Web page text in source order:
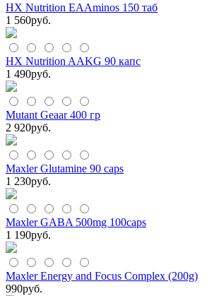
HX Nutrition EAAminos 150 таб
1 560руб.
HX Nutrition AAKG 90 капс
1 490руб.
Mutant Geaar 400 гр
2 920руб.
Maxler Glutamine 90 caps
1 230руб.
Maxler GABA 500mg 100caps
1 190руб.
Maxler Energy and Focus Complex (200g)
990руб.